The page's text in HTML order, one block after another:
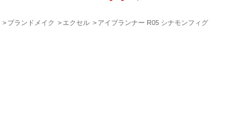
ブランドメイク エクセル アイプランナー R05 シナモンフィグ